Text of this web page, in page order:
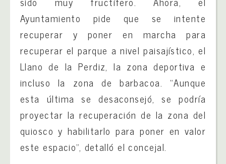
Ayuntamiento pide que se intente
recuperar y poner en marcha para
recuperar el parque a nivel paisajístico, el
Llano de la Perdiz, la zona deportiva e
incluso la zona de barbacoa. “Aunque
esta última se desaconsejó, se podría
proyectar la recuperación de la zona del
quiosco y habilitarlo para poner en valor
este espacio”, detalló el concejal.